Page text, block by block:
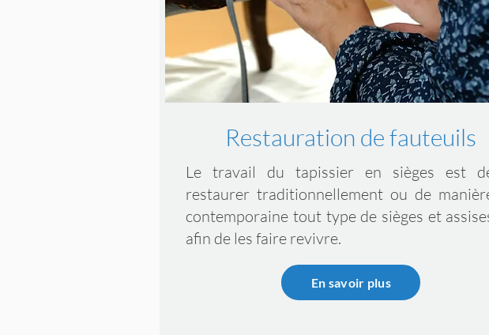
Restauration de fauteuils
Le travail du tapissier en sièges est
restaurer traditionnellement ou de
contemporaine tout type de sièges et
afin de les faire revivre.
En savoir plus